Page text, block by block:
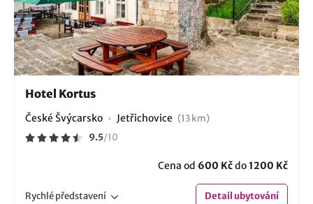
Hotel Kortus
České Švýcarsko Jetřichovice (13 km)
9.5/10
Cena od 600 Kčdo1200 Kč
Rychlépředstavení Detailubytování